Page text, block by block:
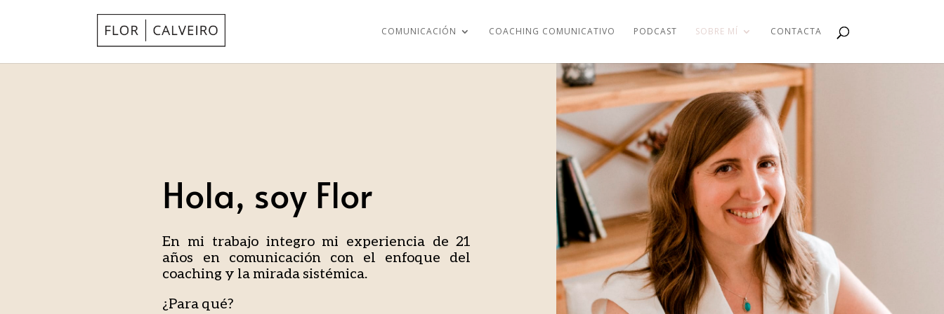
COMUNICACIÓN COACHING COMUNICATIVO PODCAST SOBRE MÍ CONTACTA
Hola, soy Flor
En mi trabajo integro mi experiencia de 21
años en comunicación con el enfoque del
coaching y la mirada sistémica.
¿Para qué?